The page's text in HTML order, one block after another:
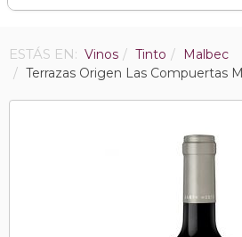
ESTÁS EN: Vinos Tinto
Malbec
Terrazas Origen Las Compuertas